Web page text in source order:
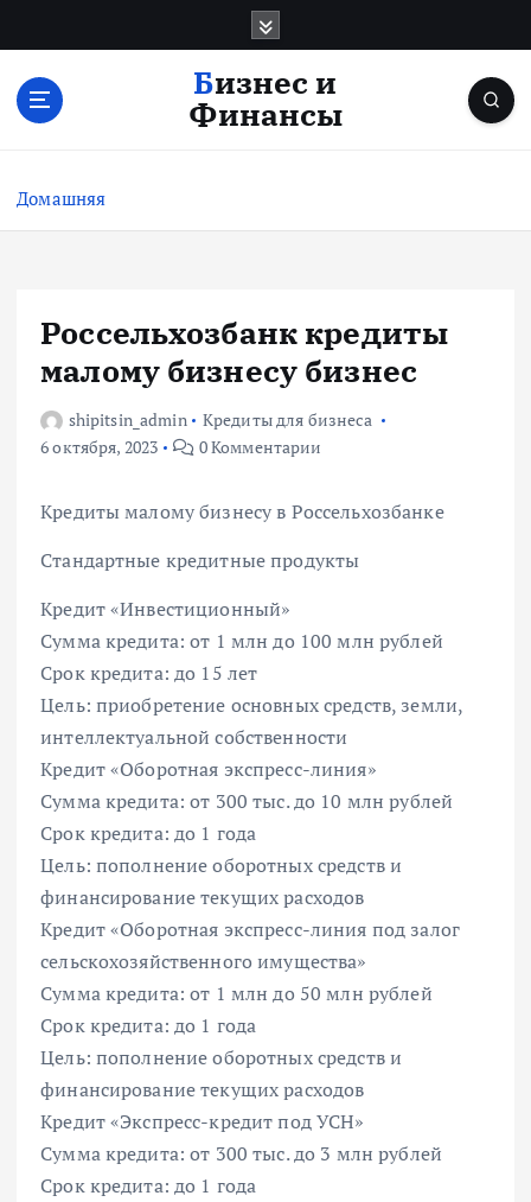
с
Бизнес и
Финансы
Домашняя
Россельхозбанк кредиты
малому бизнесу бизнес
shipitsin_admin
Кредиты для бизнеса
6 октября, 2023
0 Комментарии
Кредиты малому бизнесу в Россельхозбанке
Стандартные кредитные продукты
Кредит «Инвестиционный»
Сумма кредита: от 1 млн до 100 млн рублей
Срок кредита: до 15 лет
Цель: приобретение основных средств, земли,
интеллектуальной собственности
Кредит «Оборотная экспресс-линия»
Сумма кредита: от 300 тыс. до 10 млн рублей
Срок кредита: до 1 года
Цель: пополнение оборотных средств и
финансирование текущих расходов
Кредит «Оборотная экспресс-линия под залог
сельскохозяйственного имущества»
Сумма кредита: от 1 млн до 50 млн рублей
Срок кредита: до 1 года
Цель: пополнение оборотных средств и
финансирование текущих расходов
Кредит «Экспресс-кредит под УСН»
Сумма кредита: от 300 тыс. до 3 млн рублей
Срок кредита: до 1 года